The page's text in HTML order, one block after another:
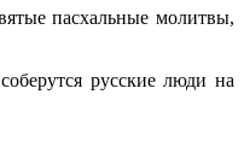
пасхальные молитвы,
русские люди на